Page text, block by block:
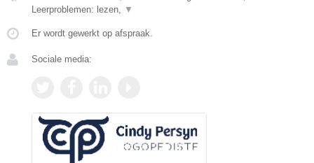
Leerproblemen: lezen,
▼
Er wordt gewerkt op afspraak.
Sociale media: